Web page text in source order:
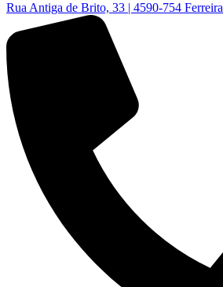
Rua Antiga de Brito, 33 | 4590-754 Ferreira